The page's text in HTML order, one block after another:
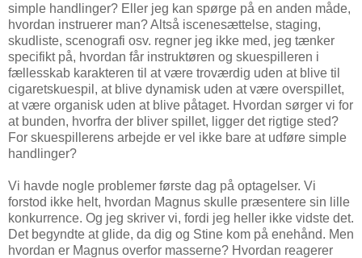
simple handlinger? Eller jeg kan spørge på en anden måde,
hvordan instruerer man? Altså iscenesættelse, staging,
skudliste, scenografi osv. regner jeg ikke med, jeg tænker
specifikt på, hvordan får instruktøren og skuespilleren i
fællesskab karakteren til at være troværdig uden at blive til
cigaretskuespil, at blive dynamisk uden at være overspillet,
at være organisk uden at blive påtaget. Hvordan sørger vi for
at bunden, hvorfra der bliver spillet, ligger det rigtige sted?
For skuespillerens arbejde er vel ikke bare at udføre simple
handlinger?
Vi havde nogle problemer første dag på optagelser. Vi
forstod ikke helt, hvordan Magnus skulle præsentere sin lille
konkurrence. Og jeg skriver vi, fordi jeg heller ikke vidste det.
Det begyndte at glide, da dig og Stine kom på enehånd. Men
hvordan er Magnus overfor masserne? Hvordan reagerer